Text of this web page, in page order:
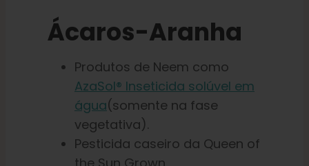
Ácaros-Aranha
Produtos de Neem como
AzaSol® Inseticida solúvel em
água(somente na fase
vegetativa).
Pesticida caseiro da Queen of